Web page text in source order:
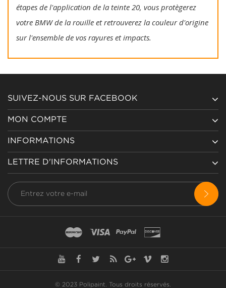
étapes de l'application de la teinte 20, vous protègerez
votre BMW de la rouille et retrouverez la couleur d'origine
sur l'ensemble de vos rayures et impacts.
SUIVEZ-NOUS SUR FACEBOOK
MON COMPTE
INFORMATIONS
LETTRE D'INFORMATIONS
© 2023 Polipaint. Tous droits réservés.